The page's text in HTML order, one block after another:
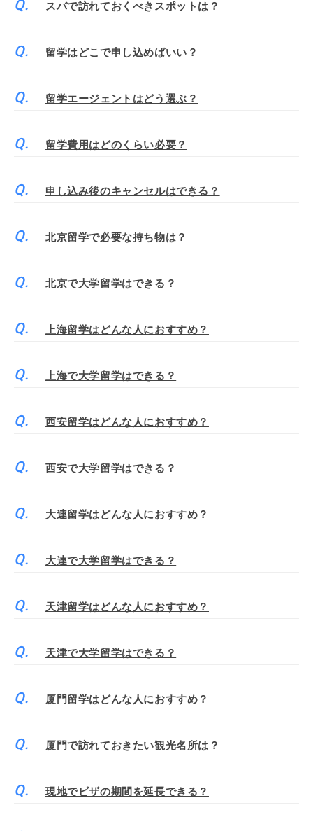
スバで訪れておくべきスポットは？
留学はどこで申し込めばいい？
留学エージェントはどう選ぶ？
留学費用はどのくらい必要？
申し込み後のキャンセルはできる？
北京留学で必要な持ち物は？
北京で大学留学はできる？
上海留学はどんな人におすすめ？
上海で大学留学はできる？
西安留学はどんな人におすすめ？
西安で大学留学はできる？
大連留学はどんな人におすすめ？
大連で大学留学はできる？
天津留学はどんな人におすすめ？
天津で大学留学はできる？
厦門留学はどんな人におすすめ？
厦門で訪れておきたい観光名所は？
現地でビザの期間を延長できる？